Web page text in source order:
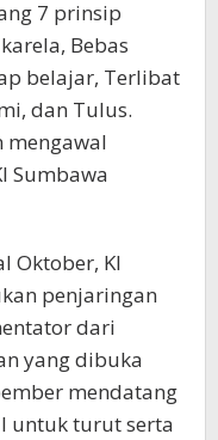
7 prinsip
Bebas
belajar, Terlibat
dan Tulus.
mengawal
Sumbawa
Oktober, KI
penjaringan
dari
yang dibuka
mendatang
untuk turut serta